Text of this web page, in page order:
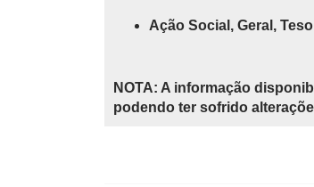
Ação Social, Geral,
NOTA: A informação
podendo ter sofrido